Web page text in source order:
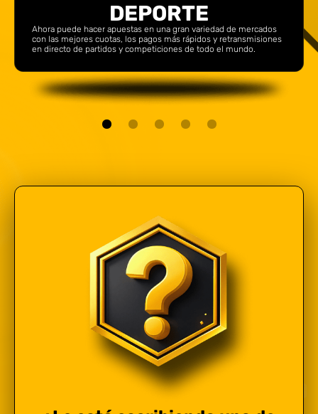
DEPORTE
Ahora puede hacer apuestas en una gran variedad de mercados
con las mejores cuotas, los pagos más rápidos y retransmisiones
en directo de partidos y competiciones de todo el mundo.